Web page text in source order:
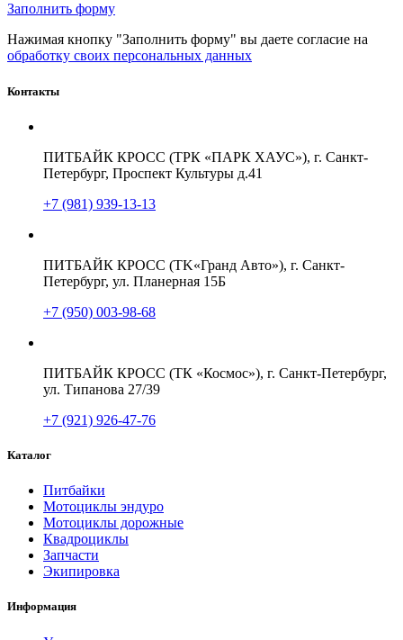
Заполнить форму
Нажимая кнопку "Заполнить форму" вы даете согласие на
обработку своих персональных данных
Контакты
ПИТБАЙК КРОСС (ТРК «ПАРК ХАУС»), г. Санкт-
Петербург, Проспект Культуры д.41
+7 (981) 939-13-13
ПИТБАЙК КРОСС (TK«Гранд Авто»), г. Санкт-
Петербург, ул. Планерная 15Б
+7 (950) 003-98-68
ПИТБАЙК КРОСС (ТК «Космос»), г. Санкт-Петербург,
ул. Типанова 27/39
+7 (921) 926-47-76
Каталог
Питбайки
Мотоциклы эндуро
Мотоциклы дорожные
Квадроциклы
Запчасти
Экипировка
Информация